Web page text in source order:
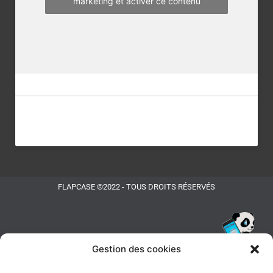
Gestion des cookies
FLAPCASE ©2022 - TOUS DROITS RÉSERVÉS